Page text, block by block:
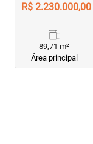
R$ 2.230.000,00
89,71 m²
Área principal